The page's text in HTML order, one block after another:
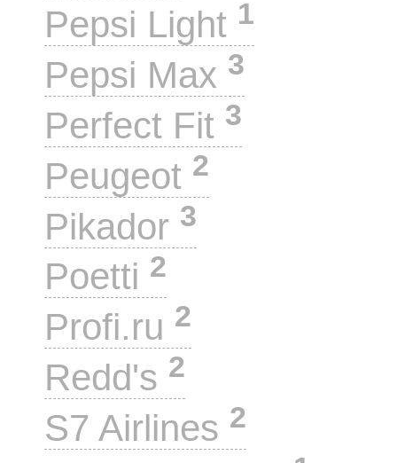
Pepsi Light 1
Pepsi Max 3
Perfect Fit 3
Peugeot 2
Pikador 3
Poetti 2
Profi.ru 2
Redd's 2
S7 Airlines 2